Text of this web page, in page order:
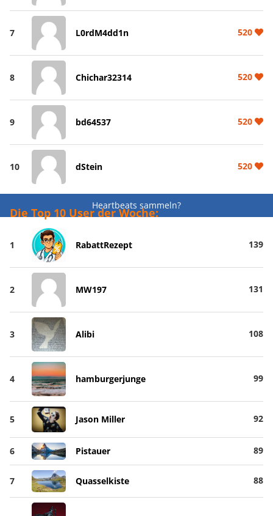
7 L0rdM4dd1n 520
8 Chichar32314 520
9 bd64537 520
10 dStein 520
Heartbeats sammeln?
Die Top 10 User der Woche:
1 RabattRezept 139
2 MW197 131
3 Alibi 108
4 hamburgerjunge 99
5 Jason Miller 92
6 Pistauer 89
7 Quasselkiste 88